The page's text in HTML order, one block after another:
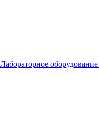
Лабораторное оборудование